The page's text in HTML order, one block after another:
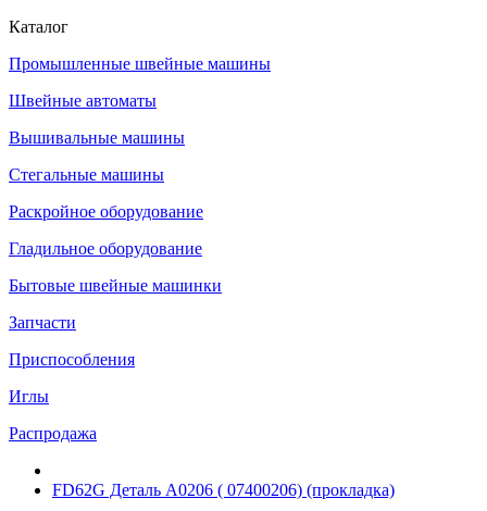
Каталог
Промышленные швейные машины
Швейные автоматы
Вышивальные машины
Стегальные машины
Раскройное оборудование
Гладильное оборудование
Бытовые швейные машинки
Запчасти
Приспособления
Иглы
Распродажа
FD62G Деталь А0206 ( 07400206) (прокладка)